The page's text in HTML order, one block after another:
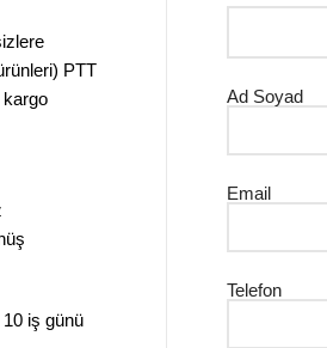
PTT
kargo
iş günü
Ad Soyad
Email
Telefon